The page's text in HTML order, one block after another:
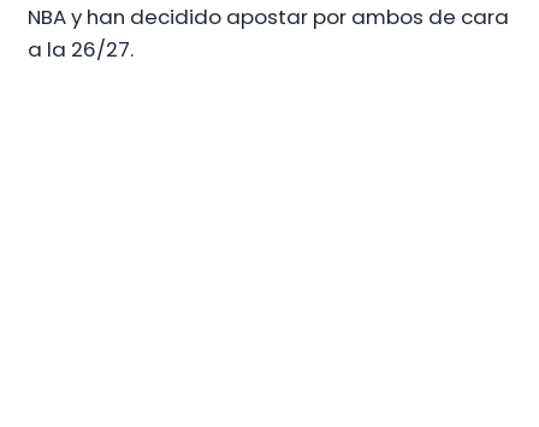
NBA y han decidido apostar por ambos de cara
a la 26/27.